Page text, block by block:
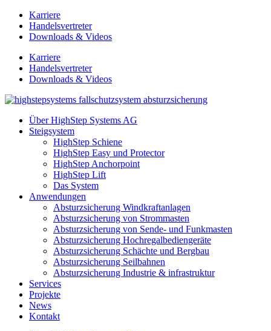
Zum
Inhalt
springen
Karriere
Handelsvertreter
Downloads & Videos
Karriere
Handelsvertreter
Downloads & Videos
Über HighStep Systems AG
Steigsystem
HighStep Schiene
HighStep Easy und Protector
HighStep Anchorpoint
HighStep Lift
Das System
Anwendungen
Absturzsicherung Windkraftanlagen
Absturzsicherung von Strommasten
Absturzsicherung von Sende- und Funkmasten
Absturzsicherung Hochregalbediengeräte
Absturzsicherung Schächte und Bergbau
Absturzsicherung Seilbahnen
Absturzsicherung Industrie & infrastruktur
Services
Projekte
News
Kontakt